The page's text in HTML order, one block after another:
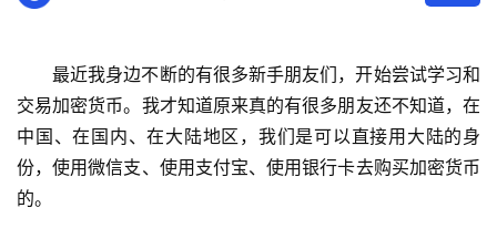
最近我身边不断的有很多新手朋友们，开始尝试学习和
交易加密货币。我才知道原来真的有很多朋友还不知道，在
中国、在国内、在大陆地区，我们是可以直接用大陆的身
份，使用微信支、使用支付宝、使用银行卡去购买加密货币
的。